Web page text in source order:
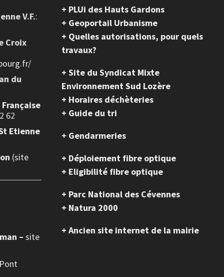
V.F.:
Croix
du
Française
62
Etienne
(site
– site
+ PLUi des Hauts Gardons
+ Geoportail Urbanisme
+ Quelles autorisations, pour quels
travaux?
+ Site du Syndicat Mixte
Environnement Sud Lozère
+ Horaires déchèteries
+ Guide du tri
+ Gendarmeries
+ Déploiement fibre optique
+ Eligibilité fibre optique
+ Parc National des Cévennes
+ Natura 2000
+ Ancien site internet de la mairie